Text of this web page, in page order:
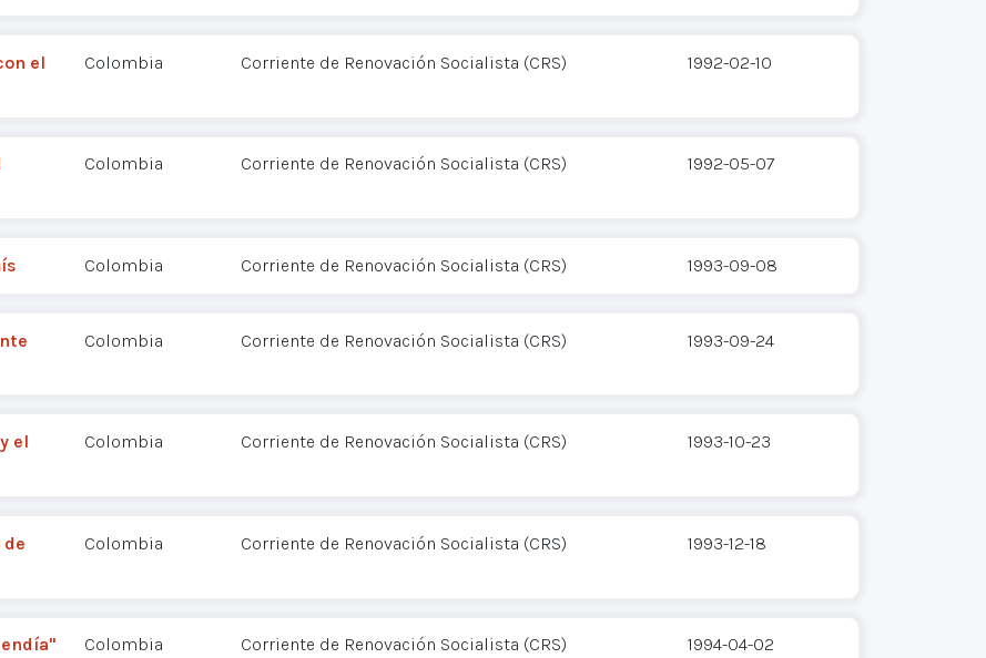
el
Colombia Corriente de Renovación Socialista (CRS) 1992-02-10
Colombia Corriente de Renovación Socialista (CRS) 1992-05-07
Colombia Corriente de Renovación Socialista (CRS) 1993-09-08
Colombia Corriente de Renovación Socialista (CRS) 1993-09-24
el
Colombia Corriente de Renovación Socialista (CRS) 1993-10-23
de
Colombia Corriente de Renovación Socialista (CRS) 1993-12-18
Colombia Corriente de Renovación Socialista (CRS) 1994-04-02